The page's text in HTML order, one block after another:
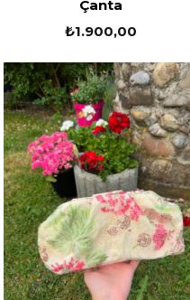
Çanta
₺1.900,00